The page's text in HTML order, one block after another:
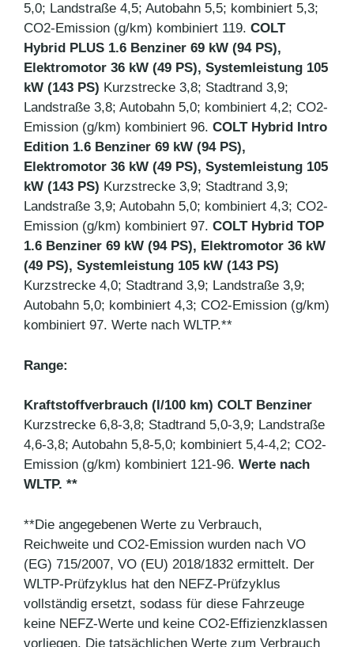
5,0; Landstraße 4,5; Autobahn 5,5; kombiniert 5,3;
CO2-Emission (g/km) kombiniert 119. COLT
Hybrid PLUS 1.6 Benziner 69 kW (94 PS),
Elektromotor 36 kW (49 PS), Systemleistung 105
kW (143 PS) Kurzstrecke 3,8; Stadtrand 3,9;
Landstraße 3,8; Autobahn 5,0; kombiniert 4,2; CO2-
Emission (g/km) kombiniert 96. COLT Hybrid Intro
Edition 1.6 Benziner 69 kW (94 PS),
Elektromotor 36 kW (49 PS), Systemleistung 105
kW (143 PS) Kurzstrecke 3,9; Stadtrand 3,9;
Landstraße 3,9; Autobahn 5,0; kombiniert 4,3; CO2-
Emission (g/km) kombiniert 97. COLT Hybrid TOP
1.6 Benziner 69 kW (94 PS), Elektromotor 36 kW
(49 PS), Systemleistung 105 kW (143 PS)
Kurzstrecke 4,0; Stadtrand 3,9; Landstraße 3,9;
Autobahn 5,0; kombiniert 4,3; CO2-Emission (g/km)
kombiniert 97. Werte nach WLTP.**
Range:
Kraftstoffverbrauch (l/100 km) COLT Benziner
Kurzstrecke 6,8-3,8; Stadtrand 5,0-3,9; Landstraße
4,6-3,8; Autobahn 5,8-5,0; kombiniert 5,4-4,2; CO2-
Emission (g/km) kombiniert 121-96. Werte nach
WLTP. **
**Die angegebenen Werte zu Verbrauch,
Reichweite und CO2-Emission wurden nach VO
(EG) 715/2007, VO (EU) 2018/1832 ermittelt. Der
WLTP-Prüfzyklus hat den NEFZ-Prüfzyklus
vollständig ersetzt, sodass für diese Fahrzeuge
keine NEFZ-Werte und keine CO2-Effizienzklassen
vorliegen. Die tatsächlichen Werte zum Verbrauch